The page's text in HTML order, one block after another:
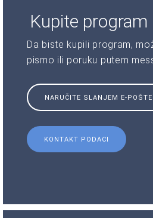
Kupite program
Da biste kupili program,
pismo ili poruku putem
NARUČITE SLANJEM E-POŠTE
KONTAKT PODACI